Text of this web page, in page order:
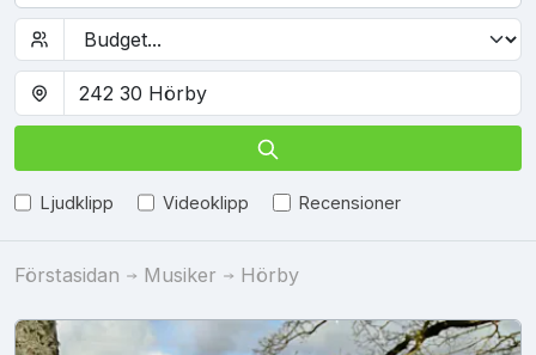
Ljudklipp Videoklipp Recensioner
Förstasidan Musiker Hörby